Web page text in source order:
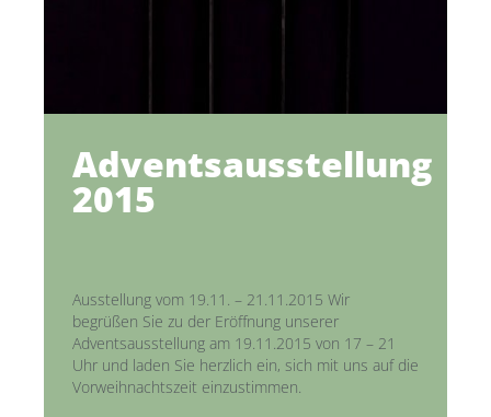
Adventsausstellung
2015
Ausstellung vom 19.11. – 21.11.2015 Wir
begrüßen Sie zu der Eröffnung unserer
Adventsausstellung am 19.11.2015 von 17 – 21
Uhr und laden Sie herzlich ein, sich mit uns auf die
Vorweihnachtszeit einzustimmen.